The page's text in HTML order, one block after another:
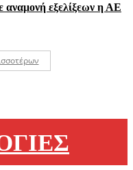
εξελίξεων η ΑΕ